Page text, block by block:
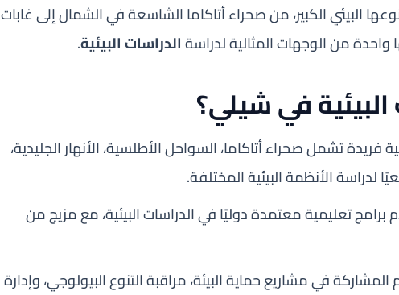
البيئي الكبير، من صحراء أتاكاما الشاسعة في الشمال إلى غابات
واحدة من الوجهات المثالية لدراسةالدراسات البيئية.
البيئية في شيلي؟
فريدة تشمل صحراء أتاكاما، السواحل الأطلسية، الأنهار الجليدية،
لدراسة الأنظمة البيئية المختلفة.
برامج تعليمية معتمدة دوليًا في الدراسات البيئية، مع مزيج من
في مشاريع حماية البيئة، مراقبة التنوع البيولوجي، وإدارة